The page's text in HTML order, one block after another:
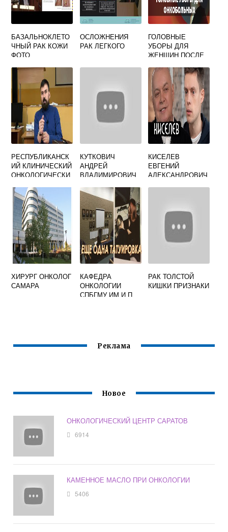
БАЗАЛЬНОКЛЕТО
ЧНЫЙ РАК КОЖИ
ФОТО
ОСЛОЖНЕНИЯ
РАК ЛЕГКОГО
ГОЛОВНЫЕ
УБОРЫ ДЛЯ
ЖЕНЩИН ПОСЛЕ
РЕСПУБЛИКАНСК
ИЙ КЛИНИЧЕСКИЙ
ОНКОЛОГИЧЕСКИ
ЧЕБОКСАРЫ
КУТКОВИЧ
АНДРЕЙ
ВЛАДИМИРОВИЧ
КИСЕЛЕВ
ЕВГЕНИЙ
АЛЕКСАНДРОВИЧ
ХИРУРГ ОНКОЛОГ
САМАРА
КАФЕДРА
ОНКОЛОГИИ
СПБГМУ ИМ И П
РАК ТОЛСТОЙ
КИШКИ ПРИЗНАКИ
Реклама
Новое
ОНКОЛОГИЧЕСКИЙ ЦЕНТР САРАТОВ
6914
КАМЕННОЕ МАСЛО ПРИ ОНКОЛОГИИ
5406